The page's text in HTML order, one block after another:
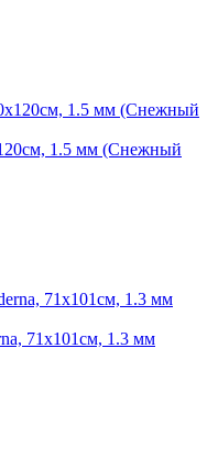
1.5 мм (Снежный
71х101см, 1.3 мм